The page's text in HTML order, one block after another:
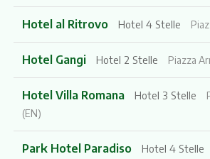
Hotel al Ritrovo Hotel 4 Stelle
Hotel Gangi Hotel 2 Stelle Piazza
Hotel Villa Romana Hotel 3 Stelle
(EN)
Park Hotel Paradiso Hotel 4 Stelle